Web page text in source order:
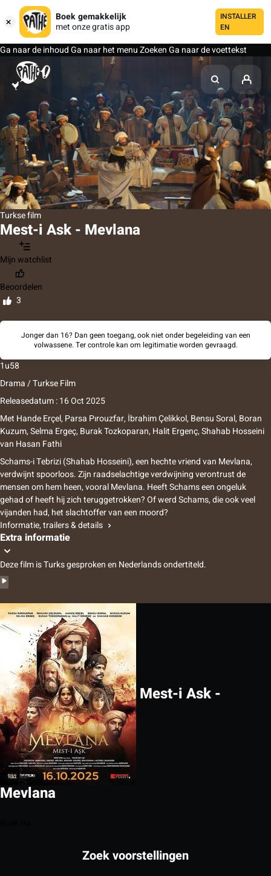
Boek gemakkelijk
met onze gratis app
INSTALLER
EN
Ga naar de inhoudGa naar het menuZoekenGa naar de voettekst
Turkse film
Mest-i Ask - Mevlana
Mijn watchlist
Beoordelen
3
Jonger dan 16? Dan geen toegang, ook niet onder begeleiding van een
volwassene. Ter controle kan om legitimatie worden gevraagd.
1u58
Drama / Turkse Film
Releasedatum : 16 Oct 2025
Met Hande Erçel, Parsa Pırouzfar, İbrahim Çelikkol, Bensu Soral, Boran
Kuzum, Selma Ergeç, Burak Tozkoparan, Halit Ergenç, Shahab Hosseini
van Hasan Fathi
Schams-i Tebrizi (Shahab Hosseini), een hechte vriend van Mevlana,
verdwijnt spoorloos. Zijn raadselachtige verdwijning verontrust de
mensen om hem heen, vooral Mevlana. Heeft Schams een ongeluk
gehad of heeft hij zich teruggetrokken? Of werd Schams, die ook veel
vijanden had, het slachtoffer van een moord?
Informatie, trailers & details
Extra informatie
Deze film is Turks gesproken en Nederlands ondertiteld.
Mest-i Ask -
Mevlana
Zoek voorstellingen